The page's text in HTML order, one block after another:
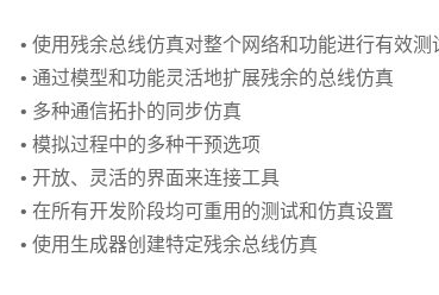
• 使用残余总线仿真对整个网络和功能进行有效测
• 通过模型和功能灵活地扩展残余的总线仿真
• 多种通信拓扑的同步仿真
• 模拟过程中的多种干预选项
• 开放、灵活的界面来连接工具
• 在所有开发阶段均可重用的测试和仿真设置
• 使用生成器创建特定残余总线仿真